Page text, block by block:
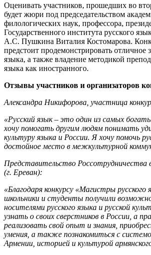
Оценивать участников, прошедших во
будет жюри под председательством
филологических наук, профессора,
Государственного института русского
А.С. Пушкина Виталия Костомарова.
предстоит продемонстрировать отличное
языка, а также владение методикой
языка как иностранного.
Отзывы участников и организаторов
Александра Никифорова, участница
«Русский язык – это один из самых
хочу помогать другим людям понимать
культуру языка и России. Я хочу помочь
достойное место в межкультурной
Представительство Россотрудничества
(г. Ереван):
«Благодаря конкурсу «Магистры русского
школьники и студенты получили
носителями русского языка и русской
узнать о своих сверстников в России, а
реализовать свой опыт и знания,
умения, а также познакомиться с
Армении, историей и культурой